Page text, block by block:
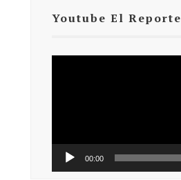
Youtube El Reporte
00:00